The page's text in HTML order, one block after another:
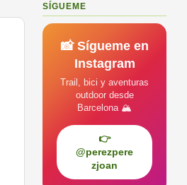
SÍGUEME
📸 Sígueme en
Instagram
Trail, bici y aventuras
outdoor desde
Barcelona 🏔️
👉
@perezpere
zjoan